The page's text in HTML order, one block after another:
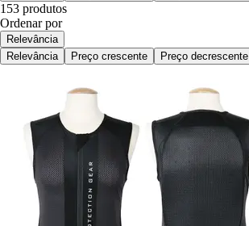
153 produtos
Ordenar por
Relevância
Relevância
Preço crescente Preço decrescente